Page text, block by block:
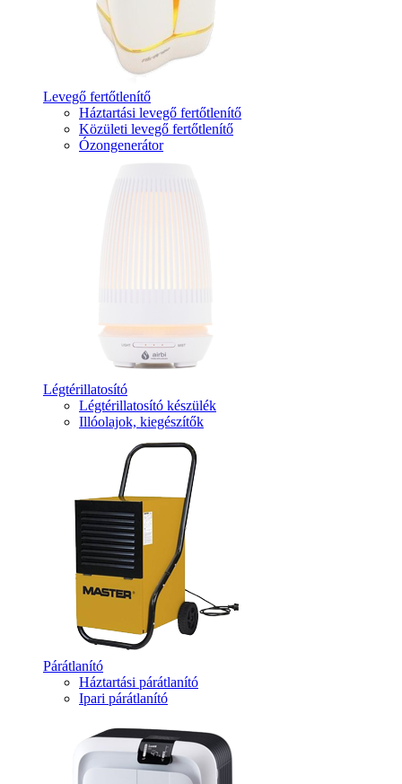
Levegő fertőtlenítő
Háztartási levegő fertőtlenítő
Közületi levegő fertőtlenítő
Ózongenerátor
Légtérillatosító
Légtérillatosító készülék
Illóolajok, kiegészítők
Párátlanító
Háztartási párátlanító
Ipari párátlanító